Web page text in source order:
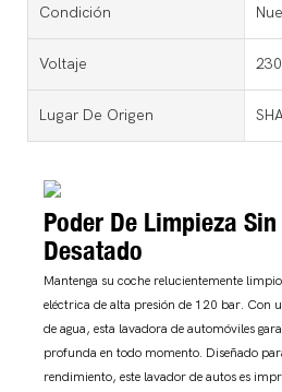
Condición
Voltaje
Lugar De Origen
Poder De Limpieza
Desatado
Mantenga su coche relucientemente
eléctrica de alta presión de 120 bar. Con
de agua, esta lavadora de automóviles
profunda en todo momento. Diseñado
rendimiento, este lavador de autos es